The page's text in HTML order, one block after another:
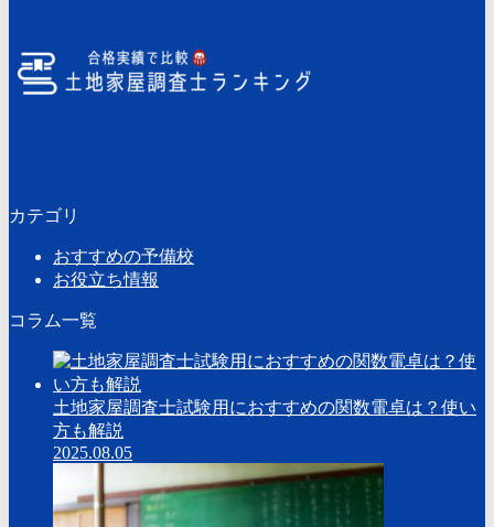
カテゴリ
おすすめの予備校
お役立ち情報
コラム一覧
土地家屋調査士試験用におすすめの関数電卓は？使い
方も解説
2025.08.05